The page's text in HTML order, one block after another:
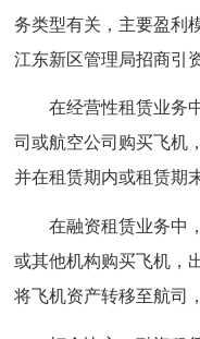
务类型有关，主要盈利
江东新区管理局招商引
在经营性租赁业务
司或航空公司购买飞机
并在租赁期内或租赁期
在融资租赁业务中
或其他机构购买飞机，
将飞机资产转移至航司